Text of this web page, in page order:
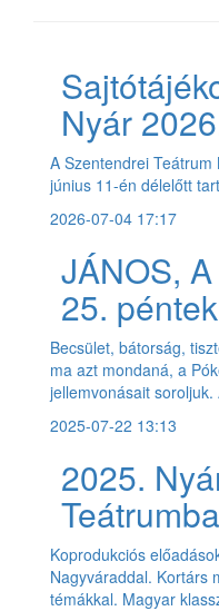
Nyár
A Szentendrei
június 11-én délelőtt
2026-07-04 17:17
JÁNOS,
25.
Becsület, bátorság,
ma azt mondaná, a
jellemvonásait soroljuk.
2025-07-22 13:13
2025.
Koprodukciós
Nagyváraddal. Kortárs
témákkal. Magyar